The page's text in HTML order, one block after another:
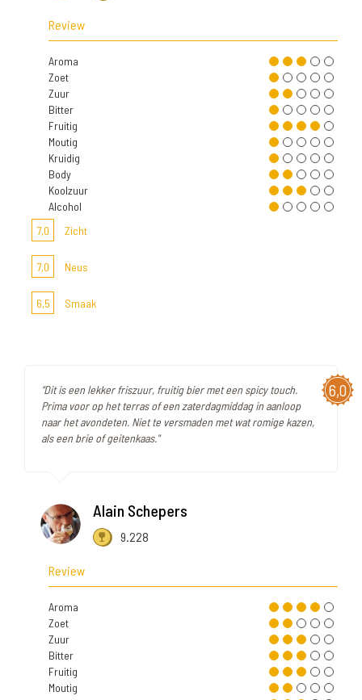
Review
Aroma
Zoet
Zuur
Bitter
Fruitig
Moutig
Kruidig
Body
Koolzuur
Alcohol
7,0
Zicht
7,0 Neus
6,5 Smaak
6,0
"Dit is een lekker friszuur, fruitig bier met een spicy touch.
Prima voor op het terras of een zaterdagmiddag in aanloop
naar het avondeten. Niet te versmaden met wat romige kazen,
als een brie of geitenkaas."
Alain Schepers
9.228
Review
Aroma
Zoet
Zuur
Bitter
Fruitig
Moutig